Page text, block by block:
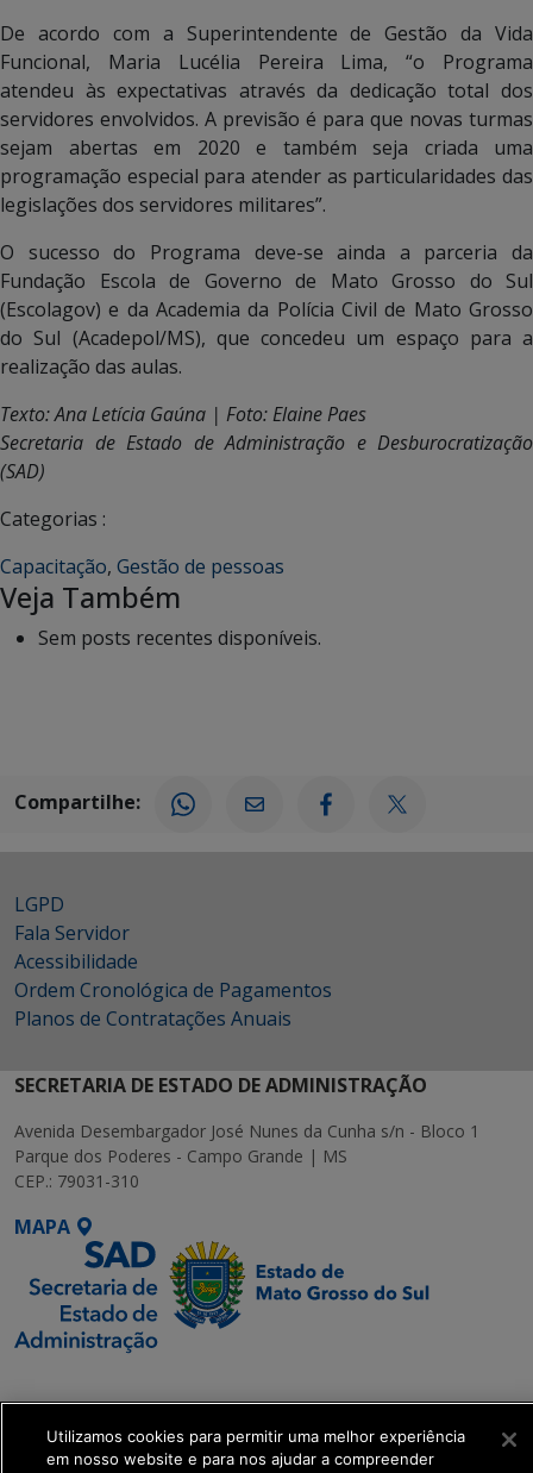
De acordo com a Superintendente de Gestão da Vida
Funcional, Maria Lucélia Pereira Lima, “o Programa
atendeu às expectativas através da dedicação total dos
servidores envolvidos. A previsão é para que novas turmas
sejam abertas em 2020 e também seja criada uma
programação especial para atender as particularidades das
legislações dos servidores militares”.
O sucesso do Programa deve-se ainda a parceria da
Fundação Escola de Governo de Mato Grosso do Sul
(Escolagov) e da Academia da Polícia Civil de Mato Grosso
do Sul (Acadepol/MS), que concedeu um espaço para a
realização das aulas.
Texto: Ana Letícia Gaúna | Foto: Elaine Paes
Secretaria de Estado de Administração e Desburocratização
(SAD)
Categorias :
Capacitação, Gestão de pessoas
Veja Também
Sem posts recentes disponíveis.
Compartilhe:
LGPD
Fala Servidor
Acessibilidade
Ordem Cronológica de Pagamentos
Planos de Contratações Anuais
SECRETARIA DE ESTADO DE ADMINISTRAÇÃO
Avenida Desembargador José Nunes da Cunha s/n - Bloco 1
Parque dos Poderes - Campo Grande | MS
CEP.: 79031-310
MAPA
Executiva de
Transformação Digital
Utilizamos cookies para permitir uma melhor experiência
em nosso website e para nos ajudar a compreender